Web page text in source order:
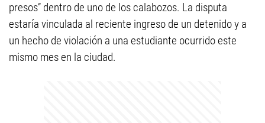
presos” dentro de uno de los calabozos. La disputa
estaría vinculada al reciente ingreso de un detenido y a
un hecho de violación a una estudiante ocurrido este
mismo mes en la ciudad.